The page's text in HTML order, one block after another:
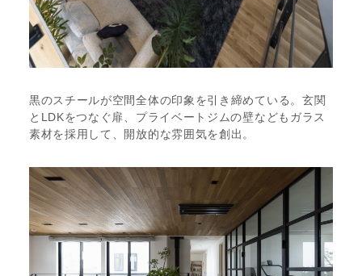
黒のスチールが空間全体の印象を引き締めている。玄関
とLDKをつなぐ扉、プライベートジムの壁などもガラス
素材を採用して、開放的な雰囲気を創出。